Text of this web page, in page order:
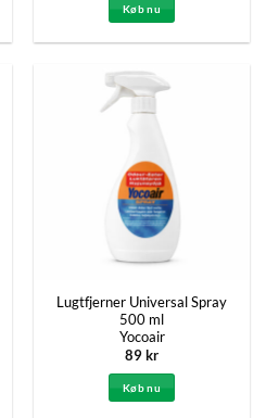
Køb nu
Lugtfjerner Universal Spray
500 ml
Yocoair
89kr
Køb nu